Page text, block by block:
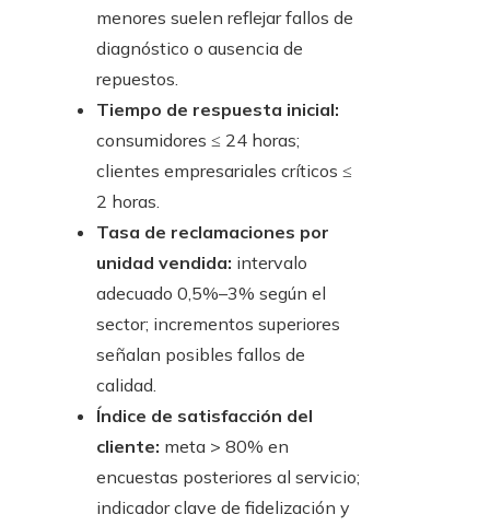
menores suelen reflejar fallos de
diagnóstico o ausencia de
repuestos.
Tiempo de respuesta inicial:
consumidores ≤ 24 horas;
clientes empresariales críticos ≤
2 horas.
Tasa de reclamaciones por
unidad vendida: intervalo
adecuado 0,5%–3% según el
sector; incrementos superiores
señalan posibles fallos de
calidad.
Índice de satisfacción del
cliente: meta > 80% en
encuestas posteriores al servicio;
indicador clave de fidelización y